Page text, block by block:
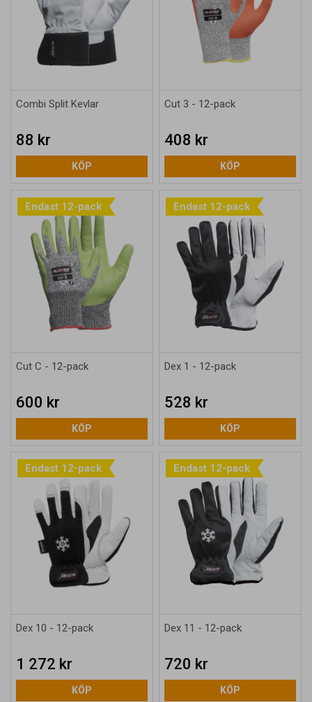
Combi Split Kevlar
88 kr
KÖP
Cut 3 - 12-pack
408 kr
KÖP
Endast 12-pack
Cut C - 12-pack
600 kr
KÖP
Endast 12-pack
Dex 1 - 12-pack
528 kr
KÖP
Endast 12-pack
Dex 10 - 12-pack
1 272 kr
KÖP
Endast 12-pack
Dex 11 - 12-pack
720 kr
KÖP